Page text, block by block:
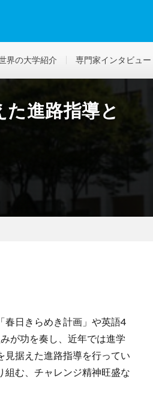
界の大学紹介 専門家インタビュー
進路指導と
春日きらめき計画」や英語4
が功を奏し、近年では進学
見据えた進路指導を行ってい
組む、チャレンジ精神旺盛な